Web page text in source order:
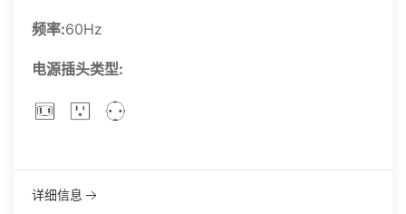
频率:60Hz
电源插头类型:
详细信息